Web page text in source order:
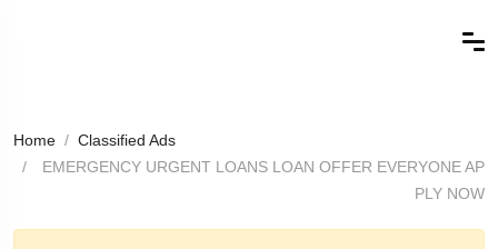
Home
Classified Ads
EMERGENCY URGENT LOANS LOAN OFFER EVERYONE AP
PLY NOW